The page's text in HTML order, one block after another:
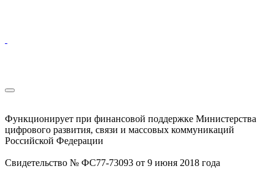
Функционирует при финансовой поддержке Министерства
цифрового развития, связи и массовых коммуникаций
Российской Федерации
Свидетельство № ФС77-73093 от 9 июня 2018 года